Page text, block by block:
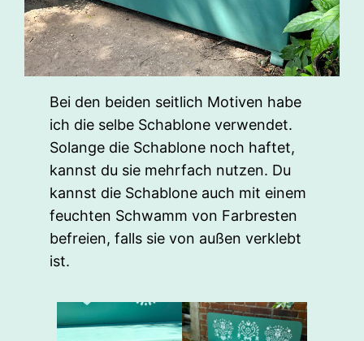
Bei den beiden seitlich Motiven habe
ich die selbe Schablone verwendet.
Solange die Schablone noch haftet,
kannst du sie mehrfach nutzen. Du
kannst die Schablone auch mit einem
feuchten Schwamm von Farbresten
befreien, falls sie von außen verklebt
ist.